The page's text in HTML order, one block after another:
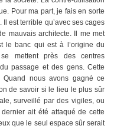
Pour ma part, je fais en sorte
est terrible qu’avec ses cages
mauvais architecte. Il me met
le banc qui est à l’origine du
mettent près des centres
passage et des gens. Cette
nous avons gagné ce
de savoir si le lieu le plus sûr
surveillé par des vigiles, ou
ait été attaqué de cette
que le seul espace sûr serait